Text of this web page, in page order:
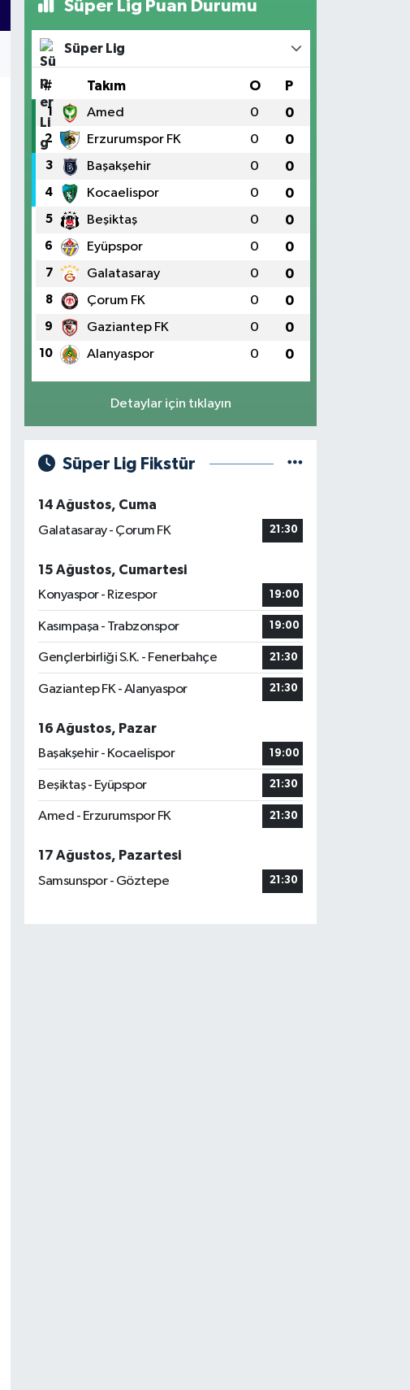
Süper Lig Puan Durumu
Süper Lig
# Takım O P
1 Amed 0 0
2 Erzurumspor FK 0 0
3 Başakşehir 0 0
4 Kocaelispor 0 0
5 Beşiktaş 0 0
6 Eyüpspor 0 0
7 Galatasaray 0 0
8 Çorum FK 0 0
9 Gaziantep FK 0 0
10 Alanyaspor 0 0
Detaylar için tıklayın
Süper Lig Fikstür
14 Ağustos, Cuma
Galatasaray - Çorum FK
21:30
15 Ağustos, Cumartesi
Konyaspor - Rizespor
19:00
Kasımpaşa - Trabzonspor 19:00
Gençlerbirliği S.K. - Fenerbahçe 21:30
Gaziantep FK - Alanyaspor 21:30
16 Ağustos, Pazar
Başakşehir - Kocaelispor
19:00
Beşiktaş - Eyüpspor 21:30
Amed - Erzurumspor FK 21:30
17 Ağustos, Pazartesi
Samsunspor - Göztepe
21:30